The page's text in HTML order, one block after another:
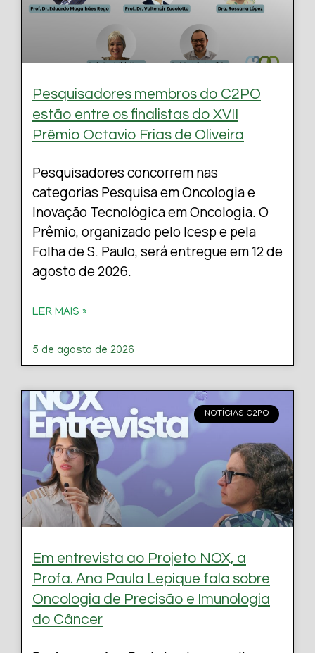
Pesquisadores membros do C2PO
estão entre os finalistas do XVII
Prêmio Octavio Frias de Oliveira
Pesquisadores concorrem nas
categorias Pesquisa em Oncologia e
Inovação Tecnológica em Oncologia. O
Prêmio, organizado pelo Icesp e pela
Folha de S. Paulo, será entregue em 12 de
agosto de 2026.
LER MAIS »
5 de agosto de 2026
NOTÍCIAS C2PO
Em entrevista ao Projeto NOX, a
Profa. Ana Paula Lepique fala sobre
Oncologia de Precisão e Imunologia
do Câncer